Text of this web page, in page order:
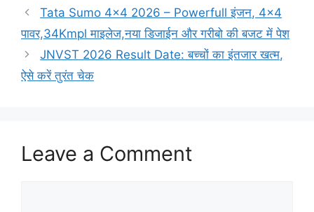
Tata Sumo 4×4 2026 – Powerfull इंजन, 4×4
पावर,34Kmpl माइलेज,नया डिजाईन और गरीबो की बजट में पेश
JNVST 2026 Result Date: बच्चों का इंतजार खत्म,
ऐसे करें तुरंत चेक
Leave a Comment